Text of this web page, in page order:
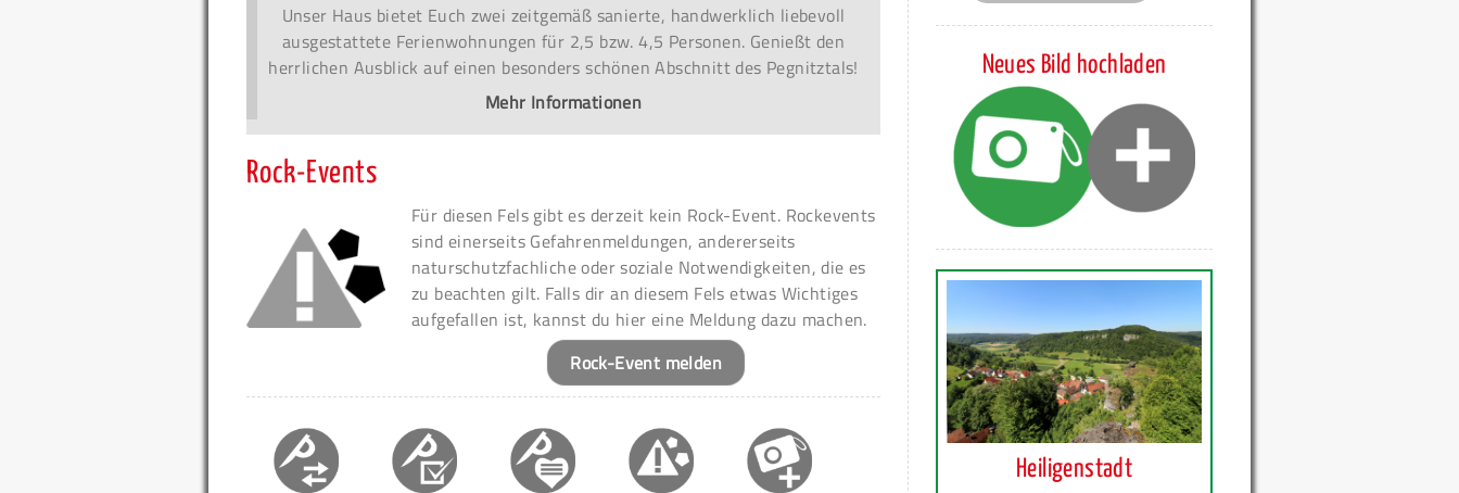
Unser Haus bietet Euch zwei zeitgemäß sanierte, handwerklich liebevoll
ausgestattete Ferienwohnungen für 2,5 bzw. 4,5 Personen. Genießt den
herrlichen Ausblick auf einen besonders schönen Abschnitt des Pegnitztals!
Mehr Informationen
Rock-Events
Für diesen Fels gibt es derzeit kein Rock-Event. Rockevents
sind einerseits Gefahrenmeldungen, andererseits
naturschutzfachliche oder soziale Notwendigkeiten, die es
zu beachten gilt. Falls dir an diesem Fels etwas Wichtiges
aufgefallen ist, kannst du hier eine Meldung dazu machen.
Rock-Event melden
Neues Bild hochladen
Heiligenstadt